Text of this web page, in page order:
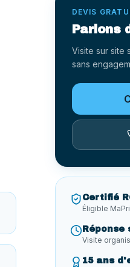
DEVIS
Parlons
Visite sur site
sans
Certifié
Éligible
Réponse
Visite
15 ans